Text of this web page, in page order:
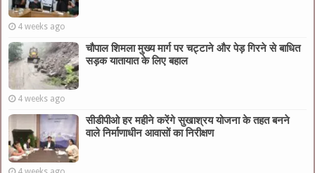
4 weeks ago
चौपाल शिमला मुख्य मार्ग पर चट्टाने और पेड़ गिरने से बाधित
सड़क यातायात के लिए बहाल
4 weeks ago
सीडीपीओ हर महीने करेंगे सुखाश्रय योजना के तहत बनने
वाले निर्माणाधीन आवासों का निरीक्षण